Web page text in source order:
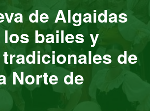
de Algaidas
bailes y
de
Norte de